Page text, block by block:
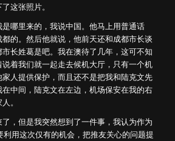
这张照片。
哪里来的，我说中国。他马上用普通话
的。然后他就说，他前天还和成都市长谈
长姓葛是吧。我在澳待了几年，这可不知
着我们就一起走去候机大厅，只有一个机
人提供保护，而且还不是把我和陆克文先
中间，陆克文在左边，机场保安在我的右
。
，但是我突然想到了一件事，我认为作为
用这次仅有的机会，把推友关心的问题提